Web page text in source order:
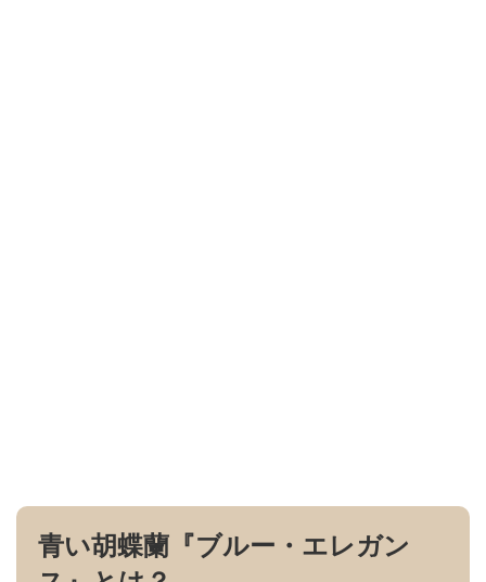
青い胡蝶蘭『ブルー・エレガン